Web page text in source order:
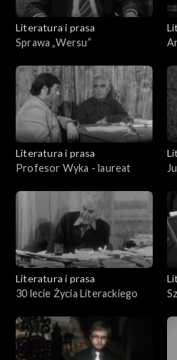
Literatura i prasa
Sprawa „Wersu”
Literatura i prasa
Profesor Wyka - laureat
Literatura i prasa
30 lecie Życia Literackiego